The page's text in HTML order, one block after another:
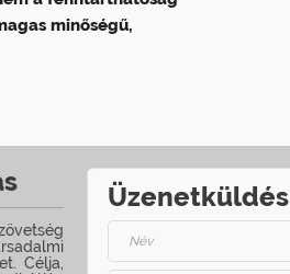
minőségű,
Célja,
Üzenetküldés